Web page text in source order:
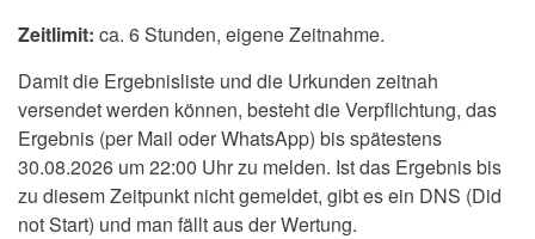
Zeitlimit: ca. 6 Stunden, eigene Zeitnahme.
Damit die Ergebnisliste und die Urkunden zeitnah
versendet werden können, besteht die Verpflichtung, das
Ergebnis (per Mail oder WhatsApp) bis spätestens
30.08.2026 um 22:00 Uhr zu melden. Ist das Ergebnis bis
zu diesem Zeitpunkt nicht gemeldet, gibt es ein DNS (Did
not Start) und man fällt aus der Wertung.